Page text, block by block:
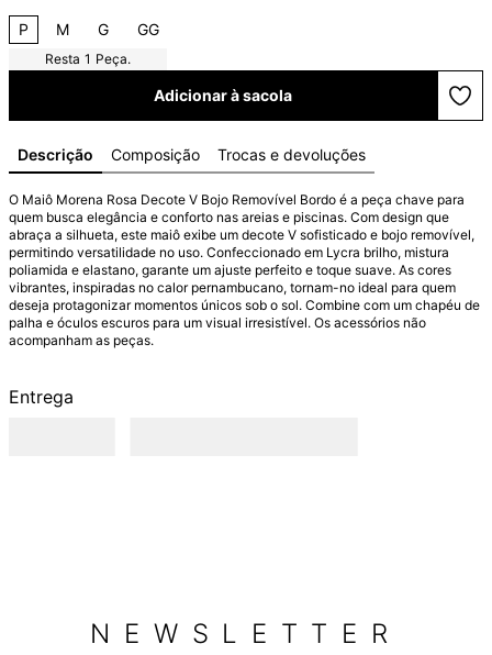
P M G GG
1 Peça.
Adicionar à sacola
Descrição Composição Trocas e devoluções
O Maiô Morena Rosa Decote V Bojo Removível Bordo é a peça chave para
quem busca elegância e conforto nas areias e piscinas. Com design que
abraça a silhueta, este maiô exibe um decote V sofisticado e bojo removível,
permitindo versatilidade no uso. Confeccionado em Lycra brilho, mistura
poliamida e elastano, garante um ajuste perfeito e toque suave. As cores
vibrantes, inspiradas no calor pernambucano, tornam-no ideal para quem
deseja protagonizar momentos únicos sob o sol. Combine com um chapéu de
palha e óculos escuros para um visual irresistível. Os acessórios não
acompanham as peças.
Entrega
NEWSLETTER